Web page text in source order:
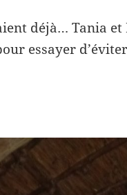
déjà… Tania
essayer